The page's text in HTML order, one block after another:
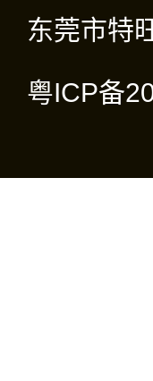
东莞市特
粤ICP备